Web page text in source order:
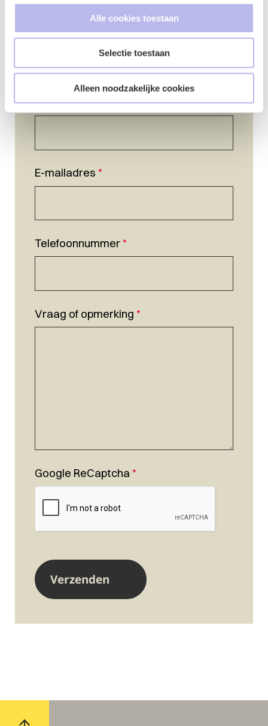
Alle cookies toestaan
Selectie toestaan
Alleen noodzakelijke cookies
Naam*
E-mailadres *
Telefoonnummer*
Vraag of opmerking *
Google ReCaptcha *